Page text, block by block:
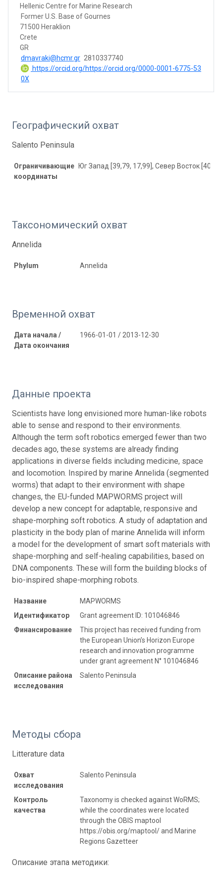
Hellenic Centre for Marine Research
Former U.S. Base of Gournes
71500 Heraklion
Crete
GR
dmavraki@hcmr.gr 2810337740
https://orcid.org/https://orcid.org/0000-0001-6775-53
0X
Географический охват
Salento Peninsula
Ограничивающие
координаты
Юг Запад [39,79, 17,99], Север Восток
Таксономический охват
Annelida
Phylum Annelida
Временной охват
Дата начала /
Дата окончания
1966-01-01 / 2013-12-30
Данные проекта
Scientists have long envisioned more human-like robots
able to sense and respond to their environments.
Although the term soft robotics emerged fewer than two
decades ago, these systems are already finding
applications in diverse fields including medicine, space
and locomotion. Inspired by marine Annelida (segmented
worms) that adapt to their environment with shape
changes, the EU-funded MAPWORMS project will
develop a new concept for adaptable, responsive and
shape-morphing soft robotics. A study of adaptation and
plasticity in the body plan of marine Annelida will inform
a model for the development of smart soft materials with
shape-morphing and self-healing capabilities, based on
DNA components. These will form the building blocks of
bio-inspired shape-morphing robots.
Название
MAPWORMS
Идентификатор
Grant agreement ID: 101046846
Финансирование
This project has received funding from
the European Union’s Horizon Europe
research and innovation programme
under grant agreement N° 101046846
Описание района
исследования
Salento Peninsula
Методы сбора
Litterature data
Охват
исследования
Salento Peninsula
Контроль
качества
Taxonomy is checked against WoRMS;
while the coordinates were located
through the OBIS maptool
https://obis.org/maptool/ and Marine
Regions Gazetteer
Описание этапа методики: